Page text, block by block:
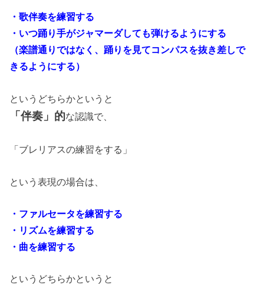
・歌伴奏を練習する
・いつ踊り手がジャマーダしても弾けるようにする
（楽譜通りではなく、踊りを見てコンパスを抜き差しで
きるようにする）
というどちらかというと
「伴奏」的な認識で、
「ブレリアスの練習をする」
という表現の場合は、
・ファルセータを練習する
・リズムを練習する
・曲を練習する
というどちらかというと